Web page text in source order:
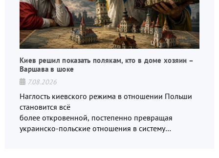
Киев решил показать полякам, кто в доме хозяин –
Варшава в шоке
7.08.2026
Наглость киевского режима в отношении Польши
становится всё
более откровенной, постепенно превращая
украинско-польские отношения в систему